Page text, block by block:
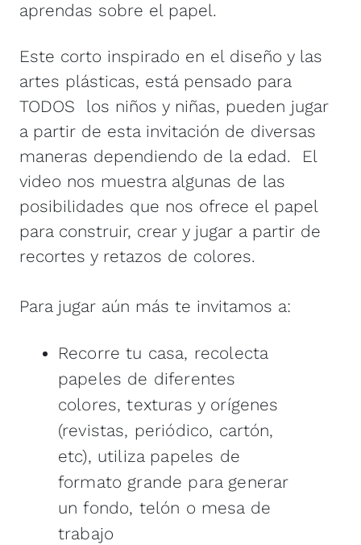
aprendas sobre el papel.
Este corto inspirado en el diseño y las
artes plásticas, está pensado para
TODOS los niños y niñas, pueden jugar
a partir de esta invitación de diversas
maneras dependiendo de la edad. El
video nos muestra algunas de las
posibilidades que nos ofrece el papel
para construir, crear y jugar a partir de
recortes y retazos de colores.
Para jugar aún más te invitamos a:
Recorre tu casa, recolecta
papeles de diferentes
colores, texturas y orígenes
(revistas, periódico, cartón,
etc), utiliza papeles de
formato grande para generar
un fondo, telón o mesa de
trabajo